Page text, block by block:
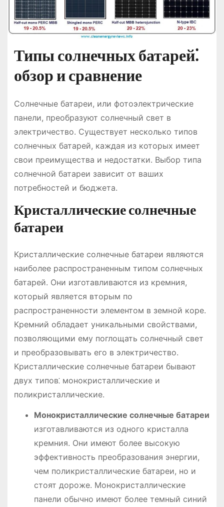
Типы солнечных батарей⁚
обзор и сравнение
Солнечные батареи, или фотоэлектрические
панели, преобразуют солнечный свет в
электричество. Существует несколько типов
солнечных батарей, каждая из которых имеет
свои преимущества и недостатки. Выбор типа
солнечной батареи зависит от ваших
потребностей и бюджета.
Кристаллические солнечные
батареи
Кристаллические солнечные батареи являются
наиболее распространенным типом солнечных
батарей. Они изготавливаются из кремния,
который является вторым по
распространенности элементом в земной коре.
Кремний обладает уникальными свойствами,
позволяющими ему поглощать солнечный свет
и преобразовывать его в электричество.
Кристаллические солнечные батареи бывают
двух типов⁚ монокристаллические и
поликристаллические.
Монокристаллические солнечные батареи
изготавливаются из одного кристалла
кремния. Они имеют более высокую
эффективность преобразования энергии,
чем поликристаллические батареи, но и
стоят дороже. Монокристаллические
панели обычно имеют более темный синий